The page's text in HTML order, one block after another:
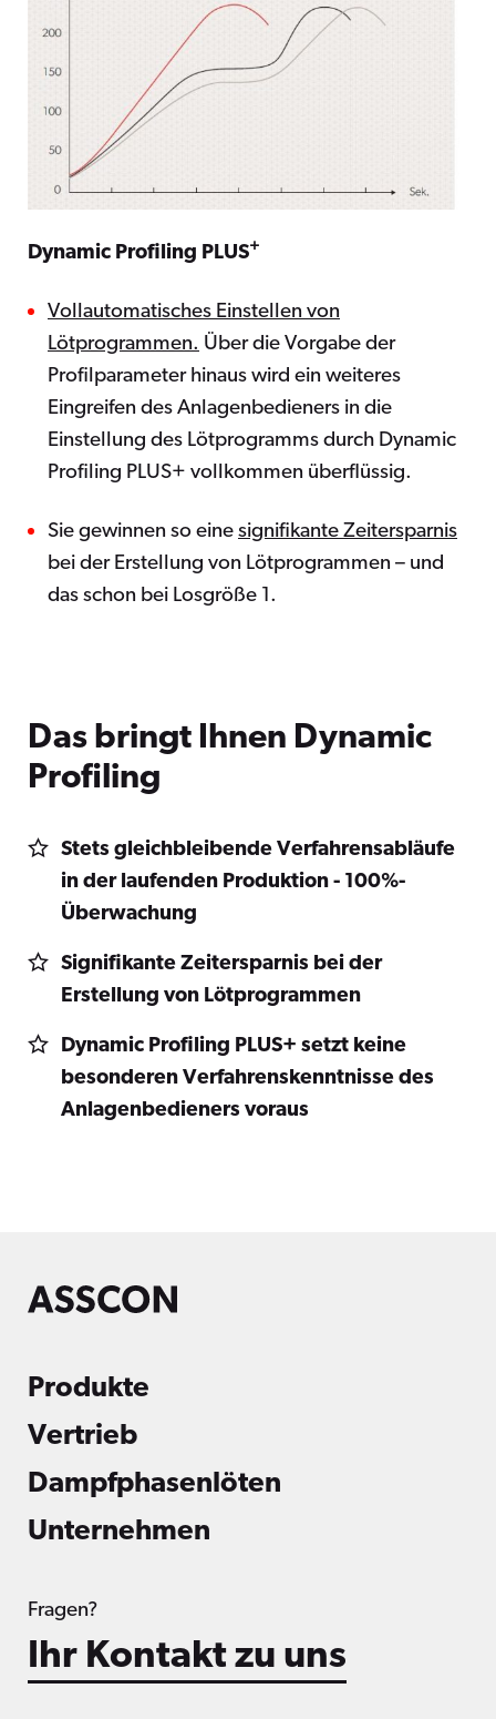
Dynamic Profiling PLUS+
Vollautomatisches Einstellen von
Lötprogrammen. Über die Vorgabe der
Profilparameter hinaus wird ein weiteres
Eingreifen des Anlagenbedieners in die
Einstellung des Lötprogramms durch Dynamic
Profiling PLUS+ vollkommen überflüssig.
Sie gewinnen so eine signifikante Zeitersparnis
bei der Erstellung von Lötprogrammen – und
das schon bei Losgröße 1.
Das bringt Ihnen Dynamic
Profiling
Stets gleichbleibende Verfahrensabläufe
in der laufenden Produktion - 100%-
Überwachung
Signifikante Zeitersparnis bei der
Erstellung von Lötprogrammen
Dynamic Profiling PLUS+ setzt keine
besonderen Verfahrenskenntnisse des
Anlagenbedieners voraus
Produkte
Vertrieb
Dampfphasenlöten
Unternehmen
Fragen?
Ihr Kontakt zu uns